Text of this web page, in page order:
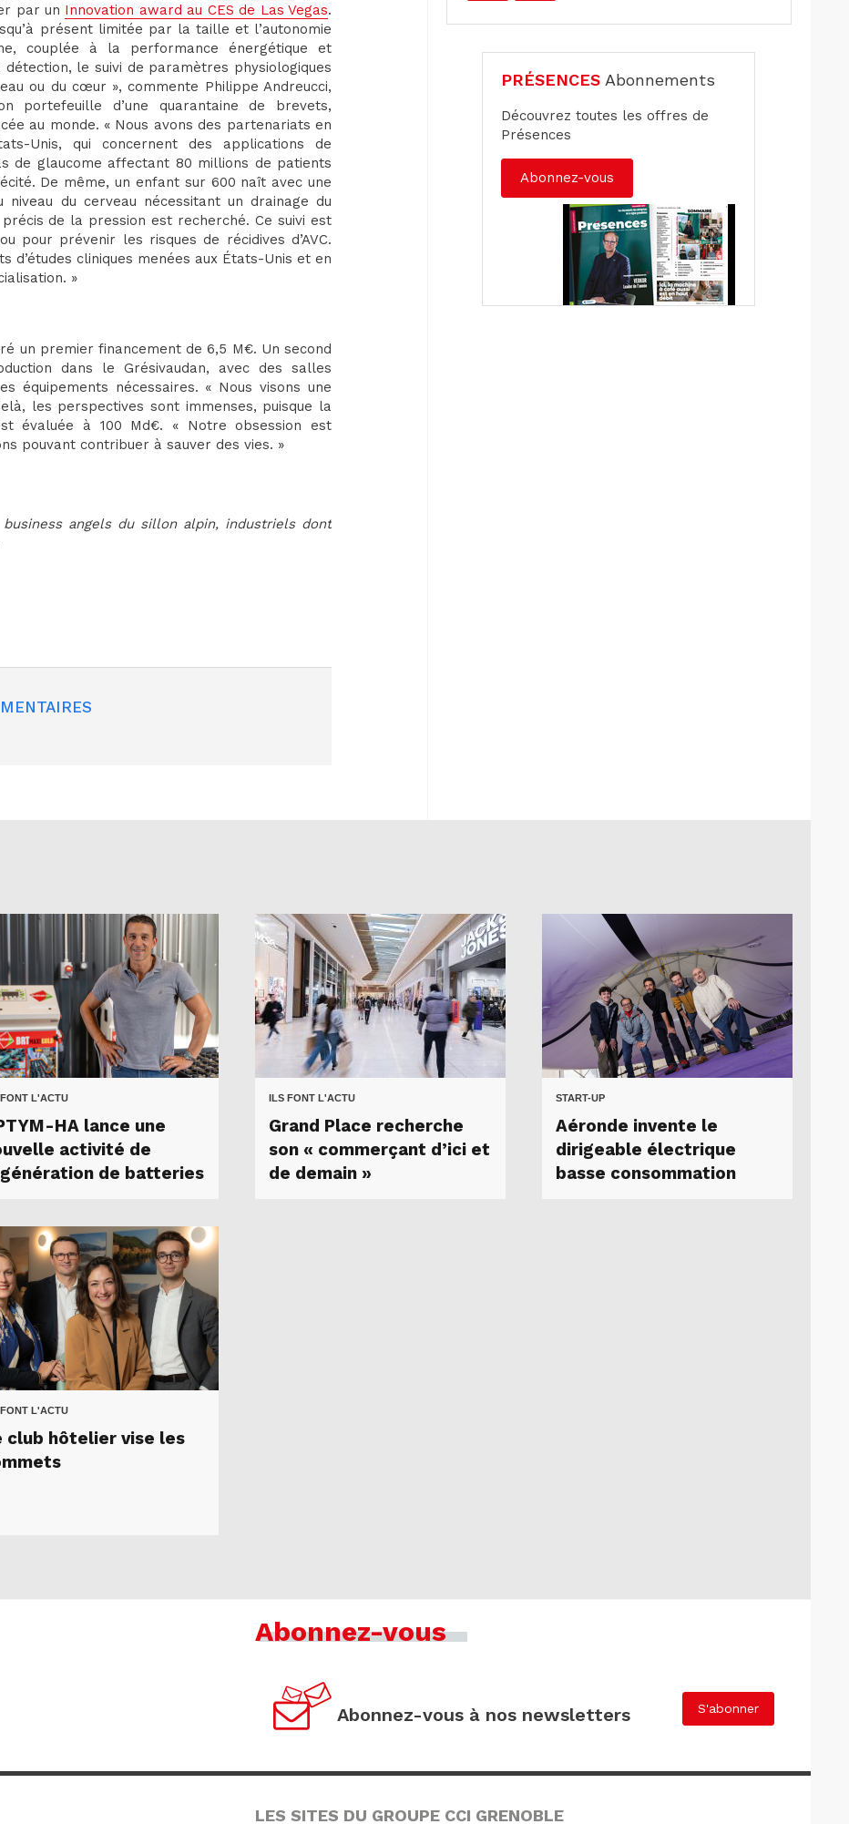
par un Innovation award au CES de Las Vegas.
présent limitée par la taille et l’autonomie
couplée à la performance énergétique et
le suivi de paramètres physiologiques
ou du cœur », commente Philippe Andreucci,
portefeuille d’une quarantaine de brevets,
au monde. « Nous avons des partenariats en
Unis, qui concernent des applications de
de glaucome affectant 80 millions de patients
De même, un enfant sur 600 naît avec une
niveau du cerveau nécessitant un drainage du
de la pression est recherché. Ce suivi est
pour prévenir les risques de récidives d’AVC.
d’études cliniques menées aux États-Unis et en
»
un premier financement de 6,5 M€. Un second
dans le Grésivaudan, avec des salles
équipements nécessaires. « Nous visons une
les perspectives sont immenses, puisque la
évaluée à 100 Md€. « Notre obsession est
pouvant contribuer à sauver des vies. »
angels du sillon alpin, industriels dont
PRÉSENCES Abonnements
Découvrez toutes les offres de
Présences
Abonnez-vous
FONT L'ACTU
HA lance une
activité de
de batteries
ILS FONT L'ACTU
Grand Place recherche
son « commerçant d’ici et
de demain »
START-UP
Aéronde invente le
dirigeable électrique
basse consommation
FONT L'ACTU
club hôtelier vise les
Abonnez-vous
Abonnez-vous à nos newsletters S'abonner
LES SITES DU GROUPE CCI GRENOBLE